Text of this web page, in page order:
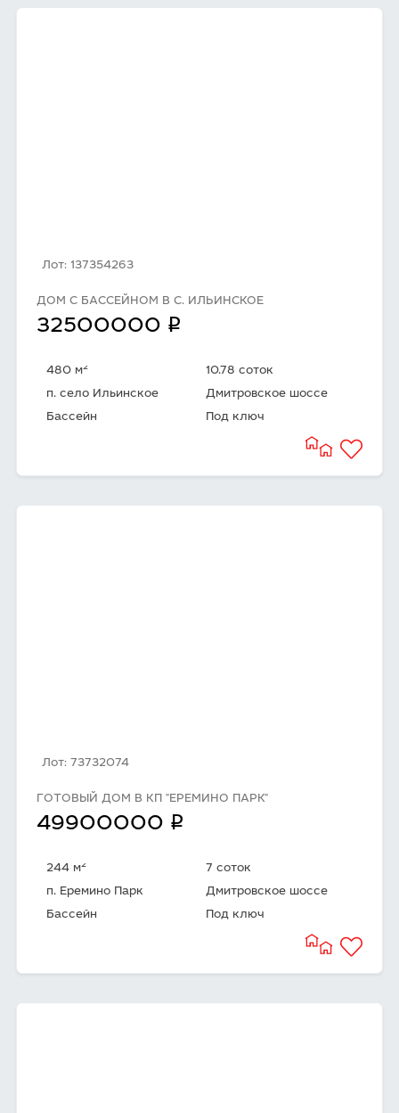
Лот: 137354263
ДОМ С БАССЕЙНОМ В С. ИЛЬИНСКОЕ
32500000 q
480 м2
10.78 соток
п. село Ильинское
Дмитровское шоссе
Бассейн
Под ключ
Лот: 73732074
ГОТОВЫЙ ДОМ В КП "ЕРЕМИНО ПАРК"
49900000 q
244 м2
7 соток
п. Еремино Парк
Дмитровское шоссе
Бассейн
Под ключ